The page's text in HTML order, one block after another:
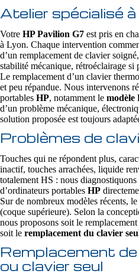
Atelier spécialisé
Votre HP Pavilion G7 est pris en
à Lyon. Chaque intervention
d’un remplacement de clavier
stabilité mécanique, rétroéclairage si
Le remplacement d’un clavier
et peu répandue. Nous intervenons
portables HP, notamment le
d’un problème mécanique,
solution proposée est toujours
Problèmes de
Touches qui ne répondent plus,
inactif, touches arrachées, liquide
totalement HS : nous
d’ordinateurs portables HP
Sur de nombreux modèles récents,
(coque supérieure). Selon la
nous proposons soit le
soit le remplacement du clavier
Remplacement
ou clavier seul